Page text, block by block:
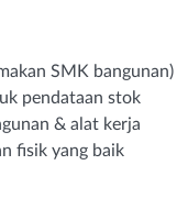
SMK bangunan)
pendataan stok
& alat kerja
fisik yang baik